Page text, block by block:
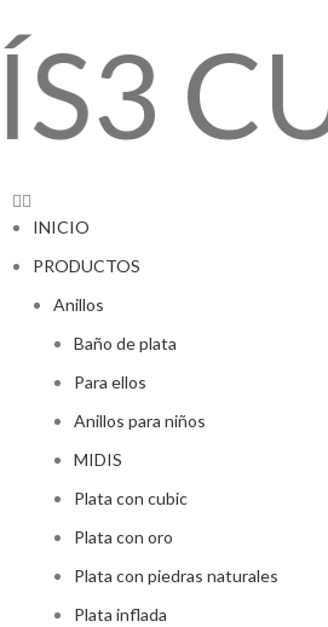
INICIO
PRODUCTOS
Anillos
Baño de plata
Para ellos
Anillos para niños
MIDIS
Plata con cubic
Plata con oro
Plata con piedras naturales
Plata inflada